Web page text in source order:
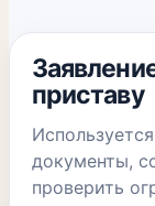
приставу
документы,
проверить